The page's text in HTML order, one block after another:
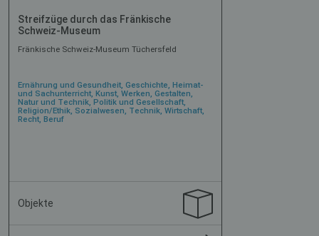
Streifzüge durch das Fränkische
Schweiz-Museum
Fränkische Schweiz-Museum Tüchersfeld
Ernährung und Gesundheit, Geschichte, Heimat-
und Sachunterricht, Kunst, Werken, Gestalten,
Natur und Technik, Politik und Gesellschaft,
Religion/Ethik, Sozialwesen, Technik, Wirtschaft,
Recht, Beruf
Objekte